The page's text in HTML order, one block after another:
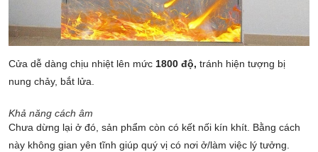
Cửa dễ dàng chịu nhiệt lên mức 1800 độ, tránh hiện tượng bị
nung chảy, bắt lửa.
Khả năng cách âm
Chưa dừng lại ở đó, sản phẩm còn có kết nối kín khít. Bằng cách
này không gian yên tĩnh giúp quý vị có nơi ở/làm việc lý tưởng.